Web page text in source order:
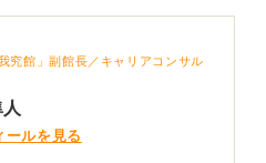
究館」副館長／キャリアコンサル
ールを見る